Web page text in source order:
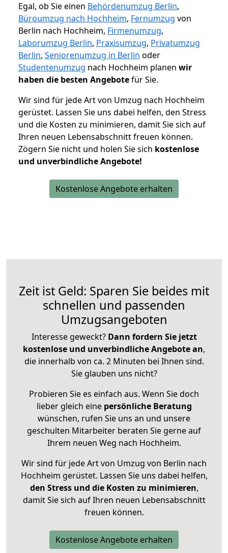
Egal, ob Sie einen Behördenumzug Berlin,
Büroumzug nach Hochheim, Fernumzug von
Berlin nach Hochheim, Firmenumzug,
Laborumzug Berlin, Praxisumzug, Privatumzug
Berlin, Seniorenumzug in Berlin oder
Studentenumzug nach Hochheim planen wir
haben die besten Angebotefür Sie.
Wir sind für jede Art von Umzug nach Hochheim
gerüstet. Lassen Sie uns dabei helfen, den Stress
und die Kosten zu minimieren, damit Sie sich auf
Ihren neuen Lebensabschnitt freuen können.
Zögern Sie nicht und holen Sie sich kostenlose
und unverbindliche Angebote!
Kostenlose Angebote erhalten
Zeit ist Geld: Sparen Sie beides mit
schnellen und passenden
Umzugsangeboten
Interesse geweckt? Dann fordern Sie jetzt
kostenlose und unverbindliche Angebote an,
die innerhalb von ca. 2 Minuten bei Ihnen sind.
Sie glauben uns nicht?
Probieren Sie es einfach aus. Wenn Sie doch
lieber gleich eine persönliche Beratung
wünschen, rufen Sie uns an und unsere
geschulten Mitarbeiter beraten Sie gerne auf
Ihrem neuen Weg nach Hochheim.
Wir sind für jede Art von Umzug von Berlin nach
Hochheim gerüstet. Lassen Sie uns dabei helfen,
den Stress und die Kosten zu minimieren,
damit Sie sich auf Ihren neuen Lebensabschnitt
freuen können.
Kostenlose Angebote erhalten